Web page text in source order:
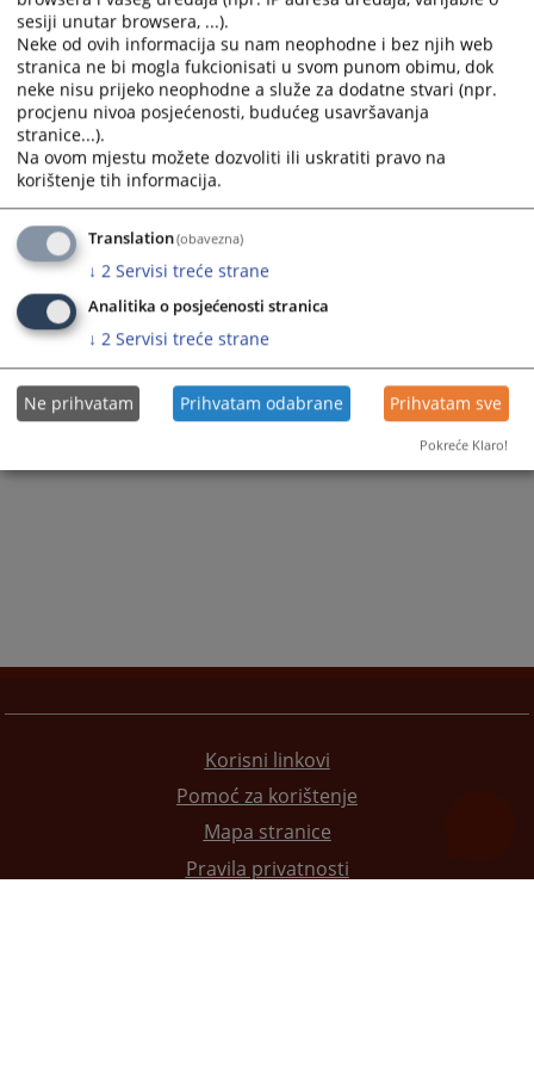
Korisni linkovi
Pomoć za korištenje
Mapa stranice
Pravila privatnosti
sesiji unutar browsera, ...).
Neke od ovih informacija su nam neophodne i bez njih web
stranica ne bi mogla fukcionisati u svom punom obimu, dok
neke nisu prijeko neophodne a služe za dodatne stvari (npr.
procjenu nivoa posjećenosti, budućeg usavršavanja
stranice...).
Na ovom mjestu možete dozvoliti ili uskratiti pravo na
korištenje tih informacija.
Translation(obavezna)
↓ 2 Servisi treće strane
Analitika o posjećenosti stranica
↓ 2 Servisi treće strane
Ne prihvatam Prihvatam odabrane Prihvatam sve
Pokreće Klaro!